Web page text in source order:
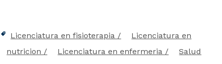
Licenciatura en fisioterapia
Licenciatura en
nutricion
Licenciatura en enfermeria Salud